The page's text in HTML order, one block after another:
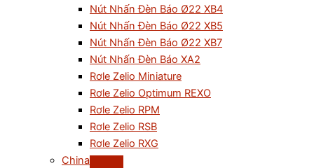
Nút Nhấn Đèn Báo Ø22 XB4
Nút Nhấn Đèn Báo Ø22 XB5
Nút Nhấn Đèn Báo Ø22 XB7
Nút Nhấn Đèn Báo XA2
Rơle Zelio Miniature
Rơle Zelio Optimum REXO
Rơle Zelio RPM
Rơle Zelio RSB
Rơle Zelio RXG
China